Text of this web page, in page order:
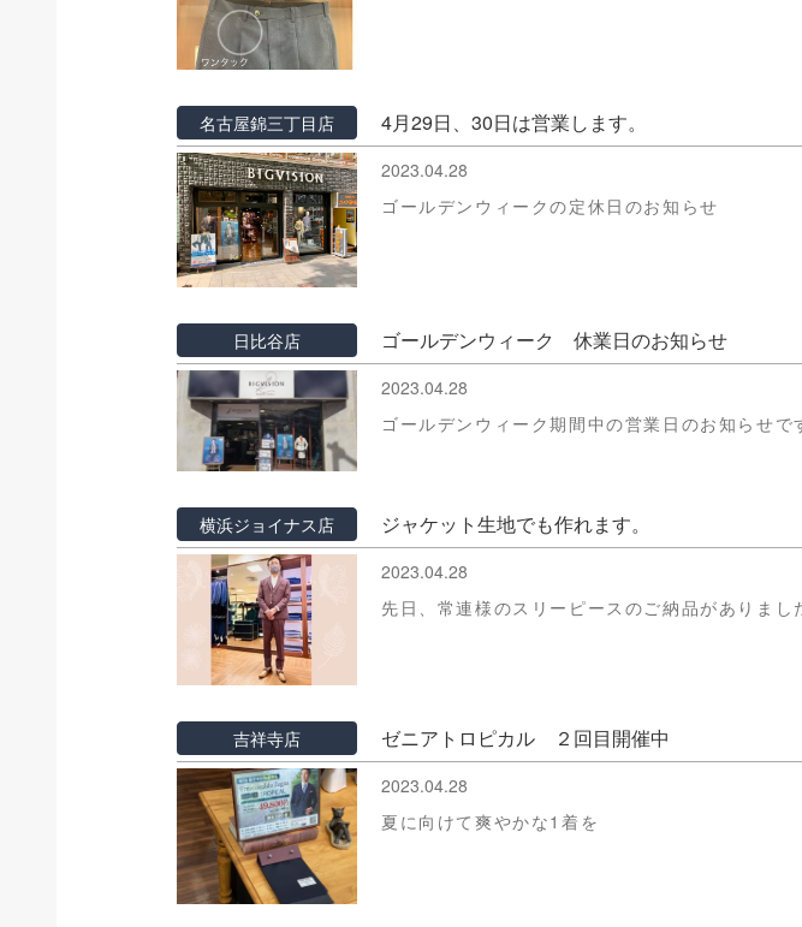
名古屋錦三丁目店 4月29日、30日は営業します。
2023.04.28
ゴールデンウィークの定休日のお知らせ
日比谷店 ゴールデンウィーク 休業日のお知らせ
2023.04.28
ゴールデンウィーク期間中の営業日のお知らせで
横浜ジョイナス店 ジャケット生地でも作れます。
2023.04.28
先日、常連様のスリーピースのご納品がありまし
吉祥寺店 ゼニアトロピカル ２回目開催中
2023.04.28
夏に向けて爽やかな1着を